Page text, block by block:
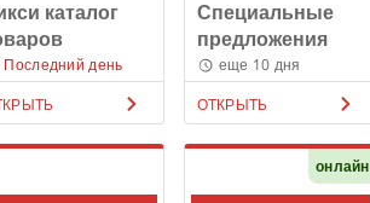
каталог
Последний день
Специальные
предложения
еще 10 дня
ОТКРЫТЬ
онлайн